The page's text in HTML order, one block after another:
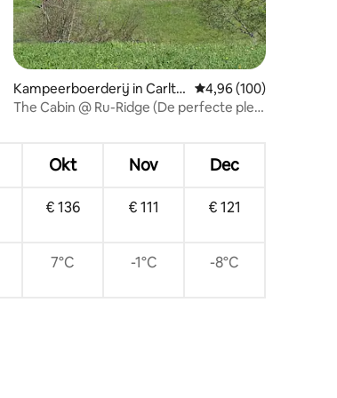
Kampeerboerderij in Carlto
n
Gemiddelde
4,96 (100)
The Cabin @ Ru-Ridge (De perfecte plek
Okt Nov Dec
€ 136 € 111 € 121
7°C -1°C -8°C